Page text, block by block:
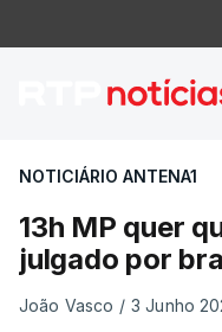
13h MP
NOTICIÁRIO ANTENA1
13h MP quer
julgado por
João Vasco / 3 Junho